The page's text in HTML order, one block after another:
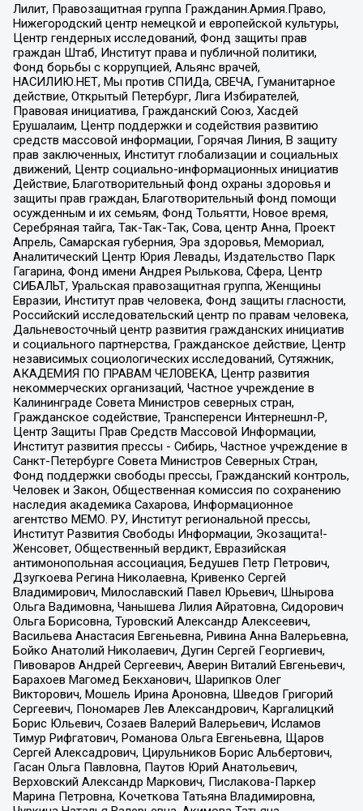
Лилит, Правозащитная группа Гражданин.Армия.Право,
Нижегородский центр немецкой и европейской культуры,
Центр гендерных исследований, Фонд защиты прав
граждан Штаб, Институт права и публичной политики,
Фонд борьбы с коррупцией, Альянс врачей,
НАСИЛИЮ.НЕТ, Мы против СПИДа, СВЕЧА, Гуманитарное
действие, Открытый Петербург, Лига Избирателей,
Правовая инициатива, Гражданский Союз, Хасдей
Ерушалаим, Центр поддержки и содействия развитию
средств массовой информации, Горячая Линия, В защиту
прав заключенных, Институт глобализации и социальных
движений, Центр социально-информационных инициатив
Действие, Благотворительный фонд охраны здоровья и
защиты прав граждан, Благотворительный фонд помощи
осужденным и их семьям, Фонд Тольятти, Новое время,
Серебряная тайга, Так-Так-Так, Сова, центр Анна, Проект
Апрель, Самарская губерния, Эра здоровья, Мемориал,
Аналитический Центр Юрия Левады, Издательство Парк
Гагарина, Фонд имени Андрея Рылькова, Сфера, Центр
СИБАЛЬТ, Уральская правозащитная группа, Женщины
Евразии, Институт прав человека, Фонд защиты гласности,
Российский исследовательский центр по правам человека,
Дальневосточный центр развития гражданских инициатив
и социального партнерства, Гражданское действие, Центр
независимых социологических исследований, Сутяжник,
АКАДЕМИЯ ПО ПРАВАМ ЧЕЛОВЕКА, Центр развития
некоммерческих организаций, Частное учреждение в
Калининграде Совета Министров северных стран,
Гражданское содействие, Трансперенси Интернешнл-Р,
Центр Защиты Прав Средств Массовой Информации,
Институт развития прессы - Сибирь, Частное учреждение в
Санкт-Петербурге Совета Министров Северных Стран,
Фонд поддержки свободы прессы, Гражданский контроль,
Человек и Закон, Общественная комиссия по сохранению
наследия академика Сахарова, Информационное
агентство МЕМО. РУ, Институт региональной прессы,
Институт Развития Свободы Информации, Экозащита!-
Женсовет, Общественный вердикт, Евразийская
антимонопольная ассоциация, Бедушев Петр Петрович,
Дзугкоева Регина Николаевна, Кривенко Сергей
Владимирович, Милославский Павел Юрьевич, Шнырова
Ольга Вадимовна, Чанышева Лилия Айратовна, Сидорович
Ольга Борисовна, Туровский Александр Алексеевич,
Васильева Анастасия Евгеньевна, Ривина Анна Валерьевна,
Бойко Анатолий Николаевич, Дугин Сергей Георгиевич,
Пивоваров Андрей Сергеевич, Аверин Виталий Евгеньевич,
Барахоев Магомед Бекханович, Шарипков Олег
Викторович, Мошель Ирина Ароновна, Шведов Григорий
Сергеевич, Пономарев Лев Александрович, Каргалицкий
Борис Юльевич, Созаев Валерий Валерьевич, Исламов
Тимур Рифгатович, Романова Ольга Евгеньевна, Щаров
Сергей Алексадрович, Цирульников Борис Альбертович,
Гасан Ольга Павловна, Паутов Юрий Анатольевич,
Верховский Александр Маркович, Пислакова-Паркер
Марина Петровна, Кочеткова Татьяна Владимировна,